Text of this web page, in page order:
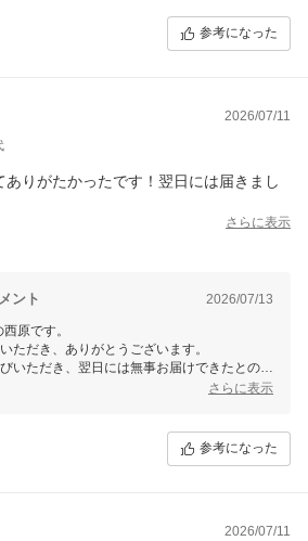
参考になった
2026/07/11
りがたかったです！翌日には届きまし
さらに表示
ント 2026/07/13
原です。
ただき、ありがとうございます。
いただき、翌日には無事お届けできたとのこ
さらに表示
参考になった
2026/07/11